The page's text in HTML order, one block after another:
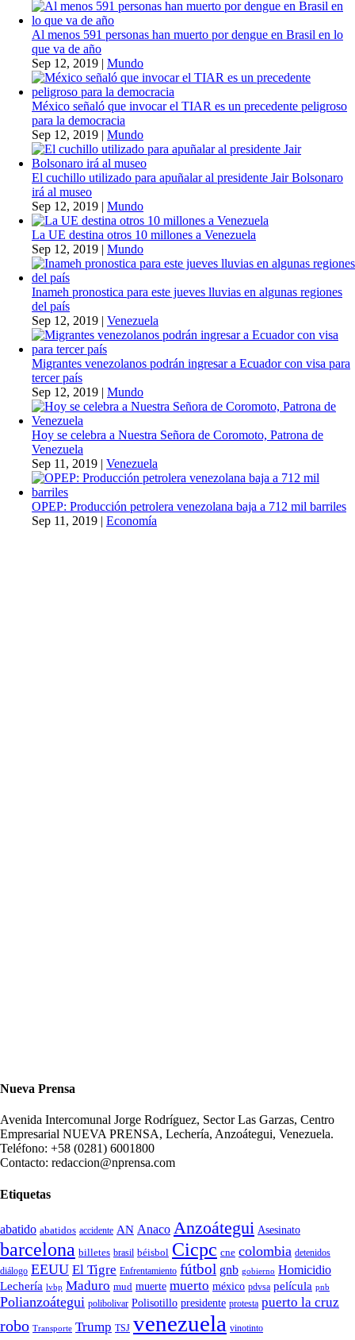
Al menos 591 personas han muerto por dengue en Brasil en lo
que va de año
Sep 12, 2019 | Mundo
México señaló que invocar el TIAR es un precedente peligroso
para la democracia
Sep 12, 2019 | Mundo
El cuchillo utilizado para apuñalar al presidente Jair Bolsonaro
irá al museo
Sep 12, 2019 | Mundo
La UE destina otros 10 millones a Venezuela
Sep 12, 2019 | Mundo
Inameh pronostica para este jueves lluvias en algunas regiones
del país
Sep 12, 2019 | Venezuela
Migrantes venezolanos podrán ingresar a Ecuador con visa para
tercer país
Sep 12, 2019 | Mundo
Hoy se celebra a Nuestra Señora de Coromoto, Patrona de
Venezuela
Sep 11, 2019 | Venezuela
OPEP: Producción petrolera venezolana baja a 712 mil barriles
Sep 11, 2019 | Economía
Nueva Prensa
Avenida Intercomunal Jorge Rodríguez, Sector Las Garzas, Centro
Empresarial NUEVA PRENSA, Lechería, Anzoátegui, Venezuela.
Teléfono: +58 (0281) 6001800
Contacto: redaccion@nprensa.com
Etiquetas
abatido abatidos accidente AN Anaco Anzoátegui Asesinato
barcelona billetes brasil béisbol Cicpc cne colombia detenidos
diálogo EEUU El Tigre Enfrentamiento fútbol gnb gobierno Homicidio
Lechería lvbp Maduro mud muerte muerto méxico pdvsa película pnb
Polianzoátegui polibolivar Polisotillo presidente protesta puerto la cruz
robo Transporte Trump TSJ venezuela vinotinto